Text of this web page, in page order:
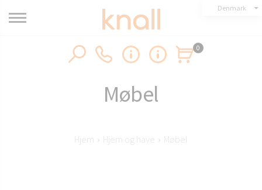
Denmark
0
Møbel
Hjem › Hjem og have › Møbel